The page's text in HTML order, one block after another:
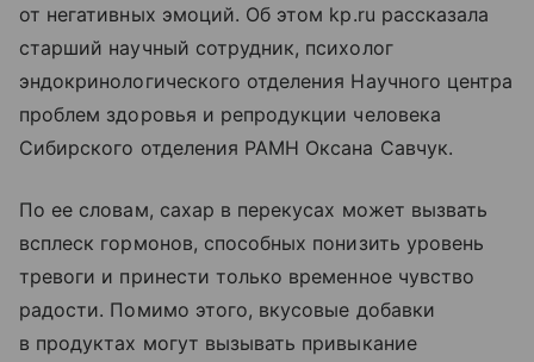
от негативных эмоций. Об этом kp.ru рассказала
старший научный сотрудник, психолог
эндокринологического отделения Научного центра
проблем здоровья и репродукции человека
Сибирского отделения РАМН Оксана Савчук.
По ее словам, сахар в перекусах может вызвать
всплеск гормонов, способных понизить уровень
тревоги и принести только временное чувство
радости. Помимо этого, вкусовые добавки
в продуктах могут вызывать привыкание